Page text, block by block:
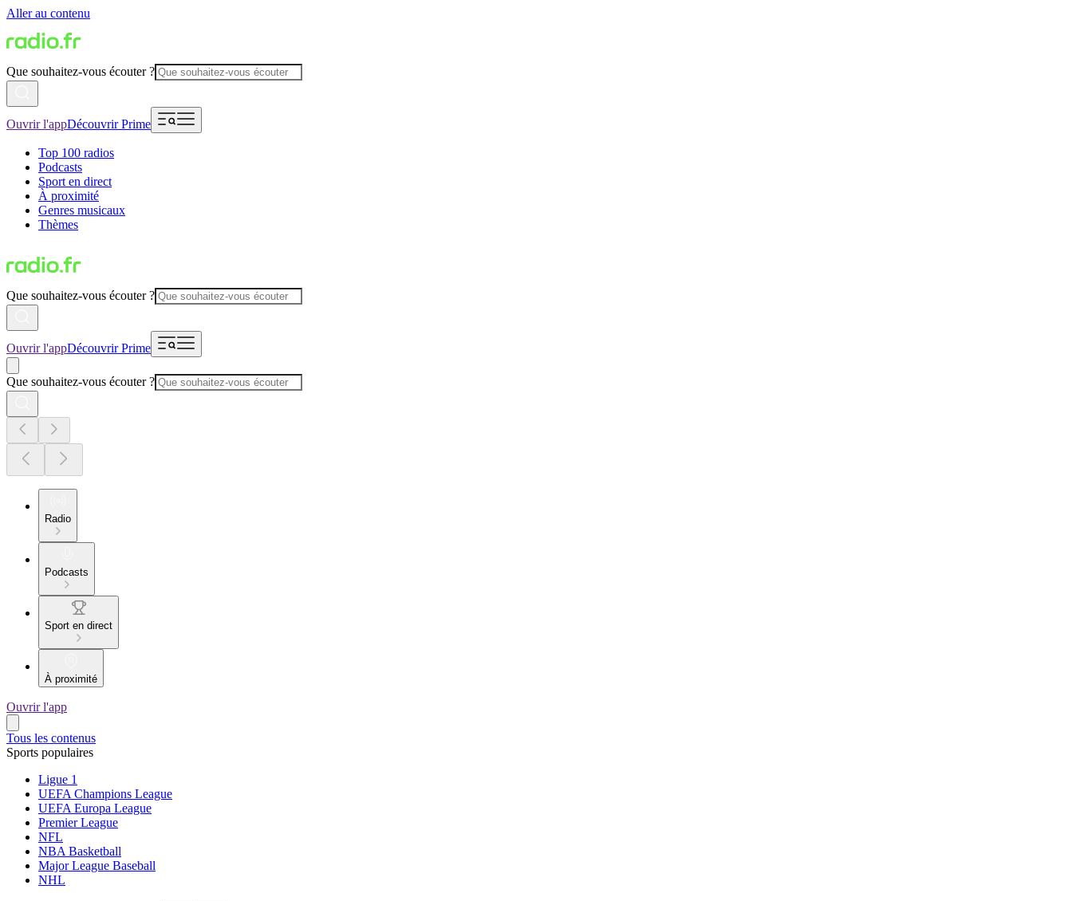
Aller au contenu
Que souhaitez-vous écouter ?
Ouvrir l'appDécouvrir Prime
Top 100 radios
Podcasts
Sport en direct
À proximité
Genres musicaux
Thèmes
Que souhaitez-vous écouter ?
Ouvrir l'appDécouvrir Prime
Que souhaitez-vous écouter ?
Radio
Podcasts
Sport en direct
À proximité
Ouvrir l'app
Tous les contenus
Sports populaires
Ligue 1
UEFA Champions League
UEFA Europa League
Premier League
NFL
NBA Basketball
Major League Baseball
NHL